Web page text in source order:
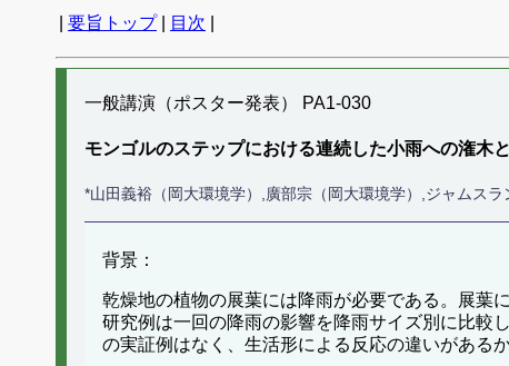
要旨トップ| 目次
一般講演（ポスター発表） PA1-030
モンゴルのステップにおける連続した小雨への潅木
*山田義裕（岡大環境学）,廣部宗（岡大環境学）,ジャムス
背景：
乾燥地の植物の展葉には降雨が必要である。展葉
研究例は一回の降雨の影響を降雨サイズ別に比較
の実証例はなく、生活形による反応の違いがある